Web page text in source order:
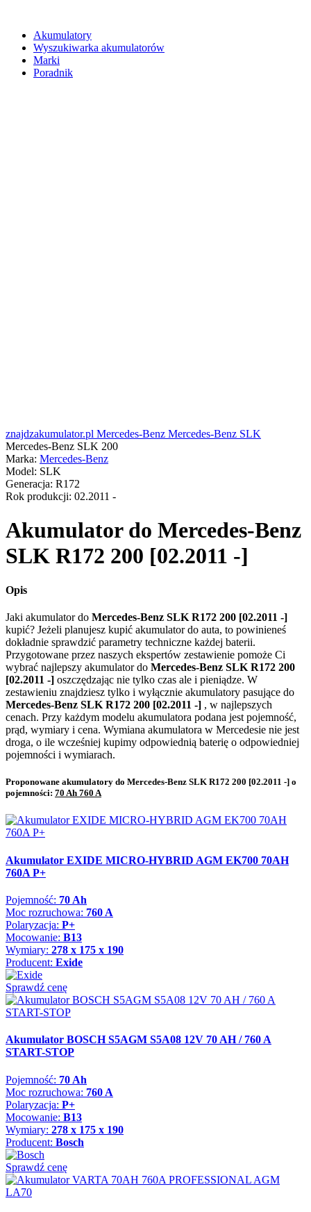
Akumulatory
Wyszukiwarka akumulatorów
Marki
Poradnik
znajdzakumulator.pl Mercedes-Benz Mercedes-Benz SLK
Mercedes-Benz SLK 200
Marka: Mercedes-Benz
Model: SLK
Generacja: R172
Rok produkcji: 02.2011 -
Akumulator do Mercedes-Benz
SLK R172 200 [02.2011 -]
Opis
Jaki akumulator do Mercedes-Benz SLK R172 200 [02.2011 -]
kupić? Jeżeli planujesz kupić akumulator do auta, to powinieneś
dokładnie sprawdzić parametry techniczne każdej baterii.
Przygotowane przez naszych ekspertów zestawienie pomoże Ci
wybrać najlepszy akumulator do Mercedes-Benz SLK R172 200
[02.2011 -] oszczędzając nie tylko czas ale i pieniądze. W
zestawieniu znajdziesz tylko i wyłącznie akumulatory pasujące do
Mercedes-Benz SLK R172 200 [02.2011 -] , w najlepszych
cenach. Przy każdym modelu akumulatora podana jest pojemność,
prąd, wymiary i cena. Wymiana akumulatora w Mercedesie nie jest
droga, o ile wcześniej kupimy odpowiednią baterię o odpowiedniej
pojemności i wymiarach.
Proponowane akumulatory do Mercedes-Benz SLK R172 200 [02.2011 -] o
pojemności: 70 Ah 760 A
Akumulator EXIDE MICRO-HYBRID AGM EK700 70AH
760A P+
Pojemność: 70 Ah
Moc rozruchowa: 760 A
Polaryzacja: P+
Mocowanie: B13
Wymiary: 278 x 175 x 190
Producent: Exide
Sprawdź cenę
Akumulator BOSCH S5AGM S5A08 12V 70 AH / 760 A
START-STOP
Pojemność: 70 Ah
Moc rozruchowa: 760 A
Polaryzacja: P+
Mocowanie: B13
Wymiary: 278 x 175 x 190
Producent: Bosch
Sprawdź cenę